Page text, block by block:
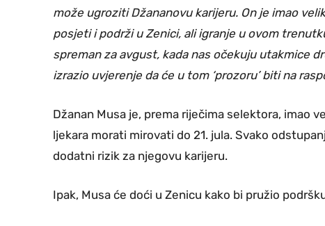
može ugroziti Džananovu karijeru. On je imao
posjeti i podrži u Zenici, ali igranje u ovom
spreman za avgust, kada nas očekuju utakmice
izrazio uvjerenje da će u tom ‘prozoru’ biti na
Džanan Musa je, prema riječima selektora, imao
ljekara morati mirovati do 21. jula. Svako
dodatni rizik za njegovu karijeru.
Ipak, Musa će doći u Zenicu kako bi pružio